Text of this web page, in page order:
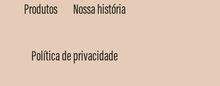
Produtos Nossa história
Política de privacidade